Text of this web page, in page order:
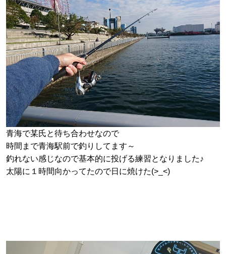
青海で某氏と待ち合わせなので
時間まで青海駅前で釣りしてます～
釣れない感じなので基本的に投げる練習となりました♪
太陽に１時間向かってたので日に焼けた(>_<)